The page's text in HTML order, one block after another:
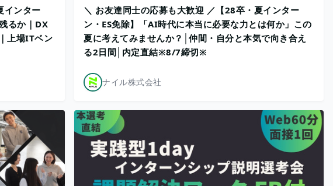
インター
るか｜DX
上場ITベン
＼ お友達同士の応募も大歓迎 ／【28卒・夏インター
ン・ES免除】「AI時代に本当に必要な力とは何か」この
夏に考えてみませんか？│仲間・自分と本気で向き合え
る2日間│内定直結※8/7締切※
ナイル株式会社